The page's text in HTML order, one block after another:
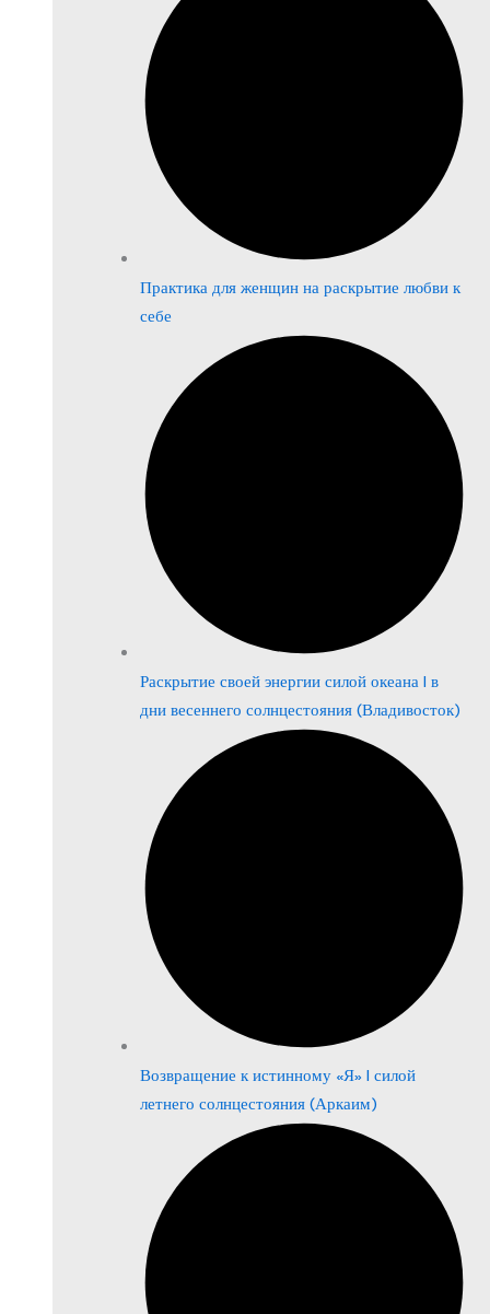
Практика для женщин на раскрытие любви к
себе
Раскрытие своей энергии силой океана | в
дни весеннего солнцестояния (Владивосток)
Возвращение к истинному «Я» | силой
летнего солнцестояния (Аркаим)